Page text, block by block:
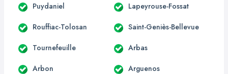
Puydaniel Lapeyrouse-Fossat
Rouffiac-Tolosan Saint-Geniès-Bellevue
Tournefeuille Arbas
Arbon Arguenos